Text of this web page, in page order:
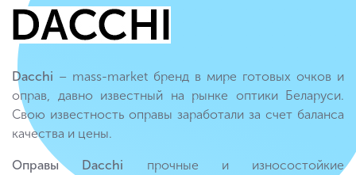
Dacchi – mass-market бренд в мире готовых очков и
оправ, давно известный на рынке оптики Беларуси.
Свою известность оправы заработали за счет баланса
качества и цены.
Оправы Dacchi прочные и износостойкие